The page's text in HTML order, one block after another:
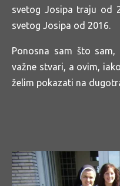
svetog Josipa traju od
svetog Josipa od 2016.
Ponosna sam što
važne stvari, a ovim,
želim pokazati na